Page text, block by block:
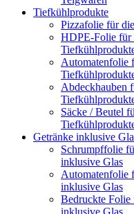
Tiefkühlprodukte
Pizzafolie für
HDPE-Folie für
Automatenfolie
Abdeckhauben
Säcke / Beutel
Getränke inklusive
Schrumpffolie
inklusive Glas
Automatenfolie
inklusive Glas
Bedruckte Folie
inklusive Glas